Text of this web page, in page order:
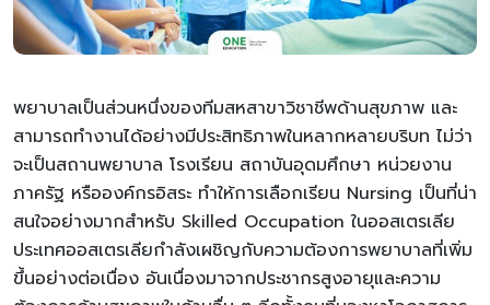
พยาบาลเป็นส่วนหนึ่งของทีมสหสาขาวิชาชีพด้านสุขภาพ และ
สามารถทำงานได้อย่างมีประสิทธิภาพในหลากหลายบริบท ไม่ว่า
จะเป็นสถานพยาบาล โรงเรียน สถาบันอุดมศึกษา หน่วยงาน
ภาครัฐ หรือองค์กรอิสระ ทำให้การเลือกเรียน Nursing เป็นที่น่า
สนใจอย่างมากสำหรับ Skilled Occupation ในออสเตรเลีย
ประเทศออสเตรเลียกำลังเผชิญกับความต้องการพยาบาลที่เพิ่ม
ขึ้นอย่างต่อเนื่อง อันเนื่องมาจากประชากรสูงอายุและความ